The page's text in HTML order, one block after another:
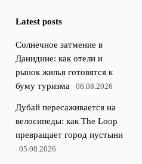
Latest posts
Солнечное затмение в
Данидине: как отели и
рынок жилья готовятся к
буму туризма
06.08.2026
Дубай пересаживается на
велосипеды: как The Loop
превращает город пустыни
05.08.2026